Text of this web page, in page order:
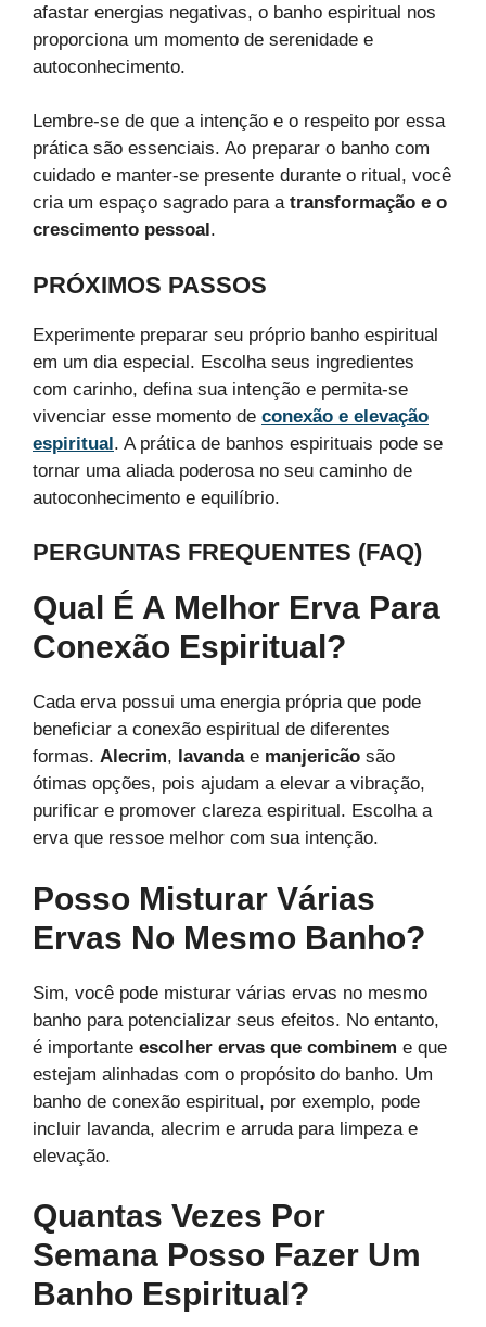
afastar energias negativas, o banho espiritual nos
proporciona um momento de serenidade e
autoconhecimento.
Lembre-se de que a intenção e o respeito por essa
prática são essenciais. Ao preparar o banho com
cuidado e manter-se presente durante o ritual, você
cria um espaço sagrado para a transformação e o
crescimento pessoal.
PRÓXIMOS PASSOS
Experimente preparar seu próprio banho espiritual
em um dia especial. Escolha seus ingredientes
com carinho, defina sua intenção e permita-se
vivenciar esse momento de conexão e elevação
espiritual. A prática de banhos espirituais pode se
tornar uma aliada poderosa no seu caminho de
autoconhecimento e equilíbrio.
PERGUNTAS FREQUENTES (FAQ)
Qual É A Melhor Erva Para
Conexão Espiritual?
Cada erva possui uma energia própria que pode
beneficiar a conexão espiritual de diferentes
formas. Alecrim, lavandae manjericão são
ótimas opções, pois ajudam a elevar a vibração,
purificar e promover clareza espiritual. Escolha a
erva que ressoe melhor com sua intenção.
Posso Misturar Várias
Ervas No Mesmo Banho?
Sim, você pode misturar várias ervas no mesmo
banho para potencializar seus efeitos. No entanto,
é importante escolher ervas que combinem e que
estejam alinhadas com o propósito do banho. Um
banho de conexão espiritual, por exemplo, pode
incluir lavanda, alecrim e arruda para limpeza e
elevação.
Quantas Vezes Por
Semana Posso Fazer Um
Banho Espiritual?